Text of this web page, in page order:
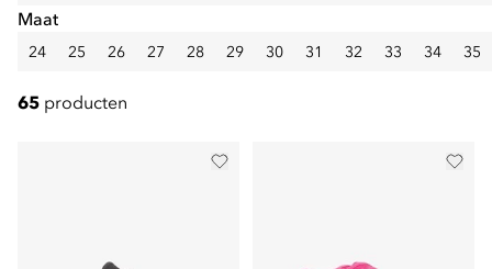
Maat
24 25 26 27 28 29 30 31 32 33 34 35
65 producten